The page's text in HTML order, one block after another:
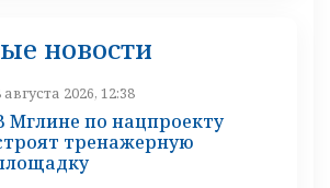
новости
августа 2026, 12:38
Мглине по нацпроекту
тренажерную